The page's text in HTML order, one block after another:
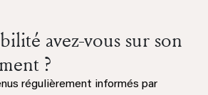
avez-vous sur son
?
régulièrement informés par